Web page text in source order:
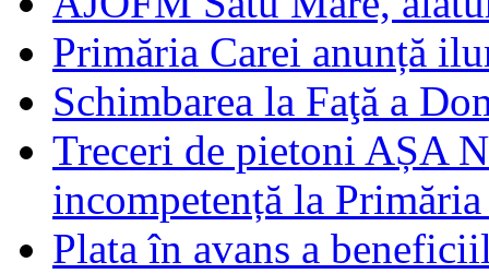
Primăria Carei anunță
Schimbarea la Faţă a
Treceri de pietoni AȘA
incompetență la
Plata în avans a